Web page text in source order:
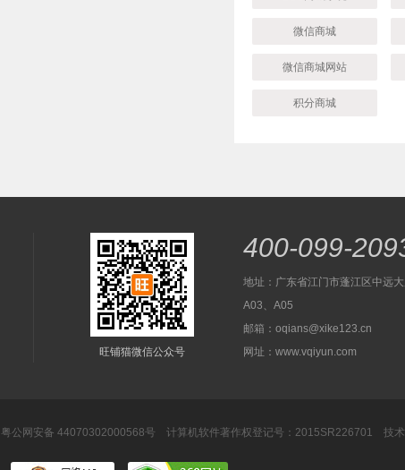
微信商城
微信商城网站
积分商城
旺铺猫微信公众号
400-099-
地址：广东省江门市蓬江区中远
A03、A05
邮箱： oqians@xike123.cn
网址： www.vqiyun.com
粤公网安备 44070302000568号 计算机软件著作权登记号：2015SR226701 技术